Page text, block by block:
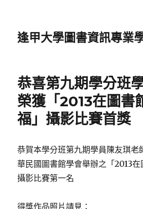
逢甲大學圖書資訊專業
恭喜第九期學分班
榮獲「2013在圖書
福」攝影比賽首獎
恭賀本學分班第九期學員陳友琪老
華民國圖書館學會舉辦之「2013在
攝影比賽第一名
得獎作品照片請見：